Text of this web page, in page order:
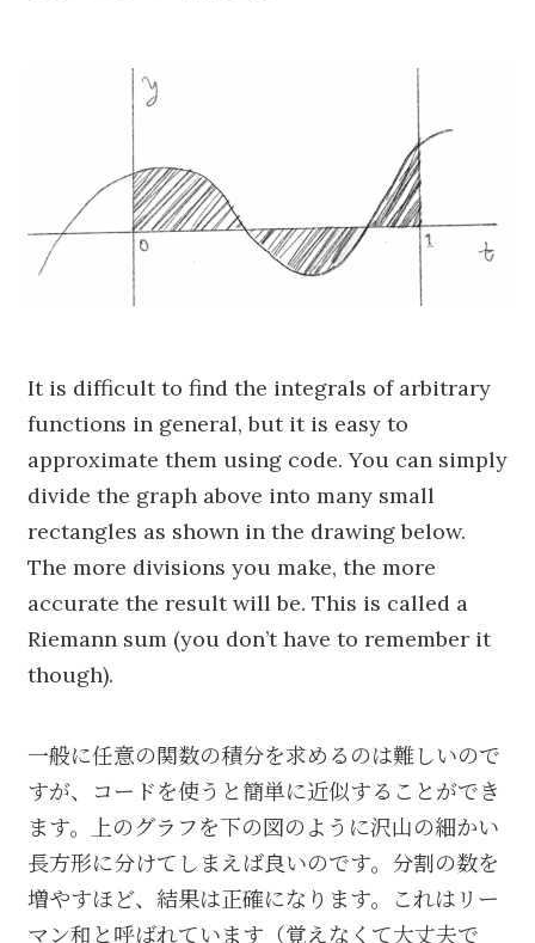
It is difficult to find the integrals of arbitrary
functions in general, but it is easy to
approximate them using code. You can simply
divide the graph above into many small
rectangles as shown in the drawing below.
The more divisions you make, the more
accurate the result will be. This is called a
Riemann sum (you don’t have to remember it
though).
一般に任意の関数の積分を求めるのは難しいので
すが、コードを使うと簡単に近似することができ
ます。上のグラフを下の図のように沢山の細かい
長方形に分けてしまえば良いのです。分割の数を
増やすほど、結果は正確になります。これはリー
マン和と呼ばれています（覚えなくて大丈夫で